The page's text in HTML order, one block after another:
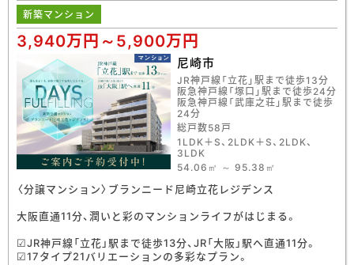
新築マンション
3,940万円～5,900万円
尼崎市
JR神戸線「立花」駅まで徒歩13分
阪急神戸線「塚口」駅まで徒歩24分
阪急神戸線「武庫之荘」駅まで徒歩
24分
総戸数58戸
1LDK＋S、2LDK＋S、2LDK、
3LDK
54.06㎡ ～ 95.38㎡
〈分譲マンション〉ブランニード尼崎立花レジデンス
大阪直通11分、潤いと彩のマンションライフがはじまる。
☑JR神戸線「立花」駅まで徒歩13分、JR「大阪」駅へ直通11分。
☑17タイプ21バリエーションの多彩なプラン。